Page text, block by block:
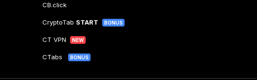
CB.click
CryptoTab START BONUS
CT VPN NEW
CTabs BONUS